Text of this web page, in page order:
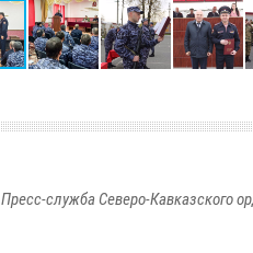
Пресс-служба Северо-Кавказского